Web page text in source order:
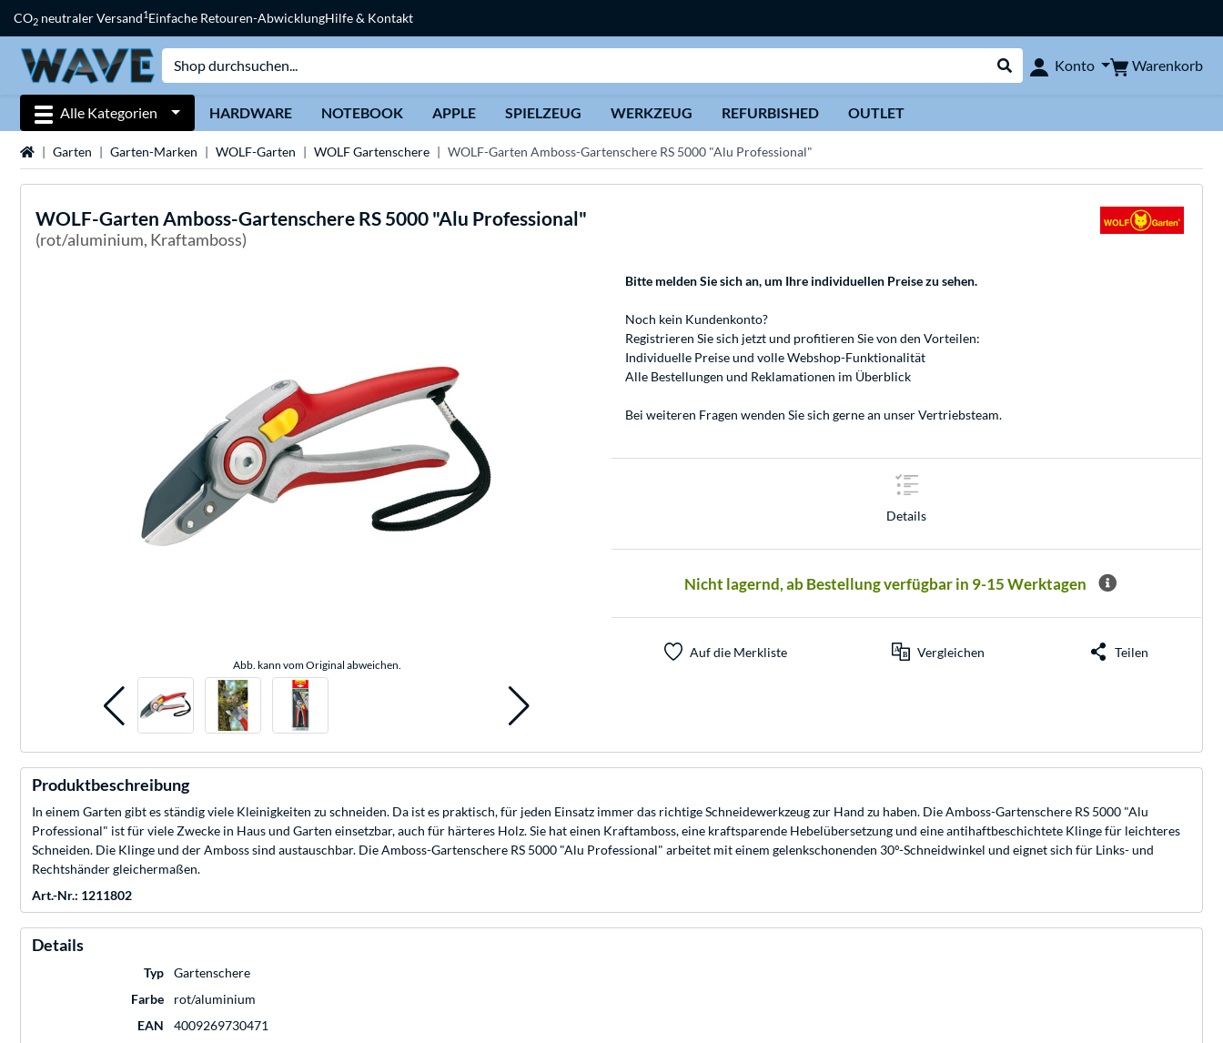
CO2 neutraler Versand1Einfache Retouren-AbwicklungHilfe & Kontakt
Suche durchführen
Konto Warenkorb
Alle Kategorien HARDWARE NOTEBOOK APPLE SPIELZEUG WERKZEUG REFURBISHED OUTLET
StartseiteGarten Garten-Marken WOLF-Garten WOLF Gartenschere WOLF-Garten Amboss-Gartenschere RS 5000 "Alu Professional"
WOLF-Garten Amboss-Gartenschere RS 5000 "Alu Professional"
(rot/aluminium, Kraftamboss)
Abb. kann vom Original abweichen.
Bitte melden Sie sich an, um Ihre individuellen Preise zu sehen.
Noch kein Kundenkonto?
Registrieren Sie sich jetzt und profitieren Sie von den Vorteilen:
Individuelle Preise und volle Webshop-Funktionalität
Alle Bestellungen und Reklamationen im Überblick
Bei weiteren Fragen wenden Sie sich gerne an unserVertriebsteam.
Details
Nicht lagernd, ab Bestellung verfügbar in 9-15 Werktagen
Auf die Merkliste Vergleichen Teilen
Produktbeschreibung
In einem Garten gibt es ständig viele Kleinigkeiten zu schneiden. Da ist es praktisch, für jeden Einsatz immer das richtige Schneidewerkzeug zur Hand zu haben. Die Amboss-Gartenschere RS 5000 "Alu
Professional" ist für viele Zwecke in Haus und Garten einsetzbar, auch für härteres Holz. Sie hat einen Kraftamboss, eine kraftsparende Hebelübersetzung und eine antihaftbeschichtete Klinge für leichteres
Schneiden. Die Klinge und der Amboss sind austauschbar. Die Amboss-Gartenschere RS 5000 "Alu Professional" arbeitet mit einem gelenkschonenden 30°-Schneidwinkel und eignet sich für Links- und
Rechtshänder gleichermaßen.
Art.-Nr.: 1211802
Details
Typ
Gartenschere
Farbe
rot/aluminium
EAN
4009269730471